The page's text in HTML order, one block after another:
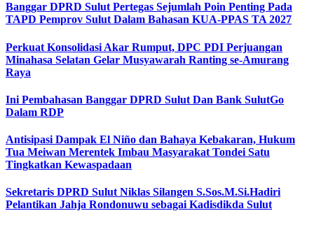
Banggar DPRD Sulut Pertegas Sejumlah Poin Penting Pada
TAPD Pemprov Sulut Dalam Bahasan KUA-PPAS TA 2027
Perkuat Konsolidasi Akar Rumput, DPC PDI Perjuangan
Minahasa Selatan Gelar Musyawarah Ranting se-Amurang
Raya
Ini Pembahasan Banggar DPRD Sulut Dan Bank SulutGo
Dalam RDP
Antisipasi Dampak El Niño dan Bahaya Kebakaran, Hukum
Tua Meiwan Merentek Imbau Masyarakat Tondei Satu
Tingkatkan Kewaspadaan
Sekretaris DPRD Sulut Niklas Silangen S.Sos.M.Si.Hadiri
Pelantikan Jahja Rondonuwu sebagai Kadisdikda Sulut